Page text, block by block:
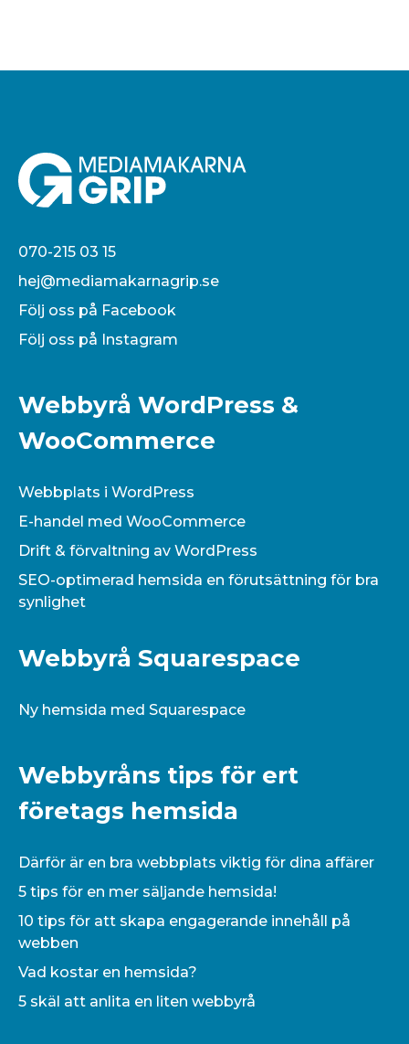
070-215 03 15
hej@mediamakarnagrip.se
Följ oss på Facebook
Följ oss på Instagram
Webbyrå WordPress &
WooCommerce
Webbplats i WordPress
E-handel med WooCommerce
Drift & förvaltning av WordPress
SEO-optimerad hemsida en förutsättning för bra
synlighet
Webbyrå Squarespace
Ny hemsida med Squarespace
Webbyråns tips för ert
företags hemsida
Därför är en bra webbplats viktig för dina affärer
5 tips för en mer säljande hemsida!
10 tips för att skapa engagerande innehåll på
webben
Vad kostar en hemsida?
5 skäl att anlita en liten webbyrå